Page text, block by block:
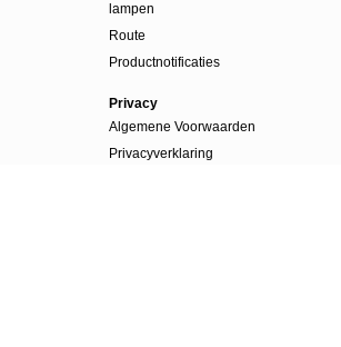
lampen
Route
Productnotificaties
Privacy
Algemene Voorwaarden
Privacyverklaring